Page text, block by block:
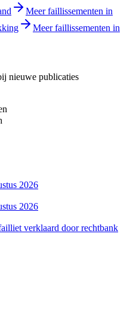
Meer faillissementen in
Meer faillissementen in
nieuwe publicaties
2026
2026
verklaard door rechtbank